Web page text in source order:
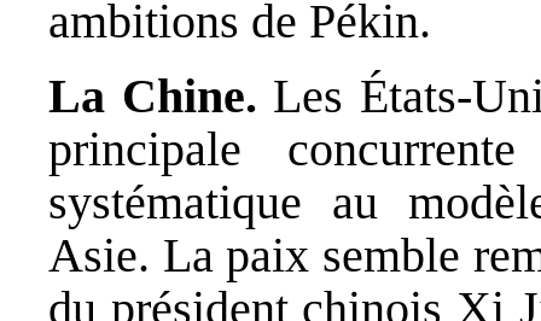
ambitions de Pékin.
La Chine. Les États-
principale
systématique au
Asie. La paix semble
du président chinois Xi